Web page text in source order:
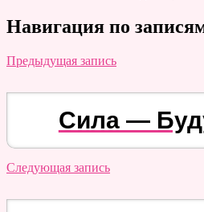
Навигация по
Предыдущая запись
Сила —
Следующая запись